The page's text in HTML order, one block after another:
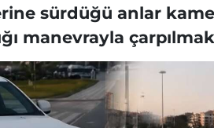
sürdüğü anlar
manevrayla